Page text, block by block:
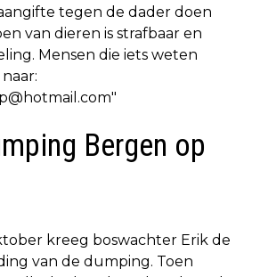
tegen de dader doen
van dieren is strafbaar en
Mensen die iets weten
"
Bergen op
kreeg boswachter Erik de
van de dumping. Toen